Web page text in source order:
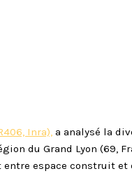
Inra), a analysé la
du Grand Lyon (69,
espace construit et